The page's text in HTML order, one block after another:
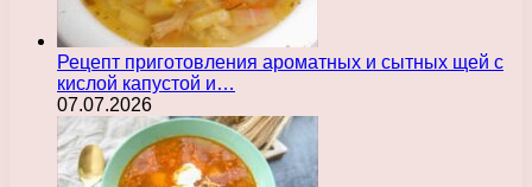
Рецепт приготовления ароматных и сытных щей с
кислой капустой и…
07.07.2026